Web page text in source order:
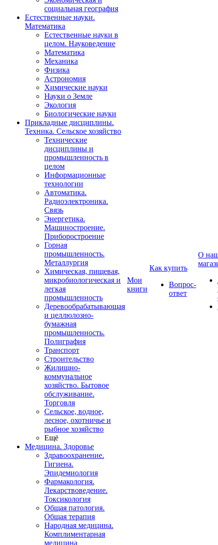
социальная география
Естественные науки.
Математика
Естественные науки в
целом. Науковедение
Математика
Механика
Физика
Астрономия
Химические науки
Науки о Земле
Экология
Биологические науки
Прикладные дисциплины.
Техника. Сельское хозяйство
Технические
дисциплины и
промышленность в
целом
Информационные
технологии
Автоматика.
Радиоэлектроника.
Связь
Энергетика.
Машиностроение.
Приборостроение
Горная
промышленность.
Металлургия
Химическая, пищевая,
микробиологическая и
легкая
промышленность
Деревообрабатывающая
и целлюлозно-
бумажная
промышленность.
Полиграфия
Транспорт
Строительство
Жилищно-
коммунальное
хозяйство. Бытовое
обслуживание.
Торговля
Сельское, водное,
лесное, охотничье и
рыбное хозяйство
Ещё
Медицина. Здоровье
Здравоохранение.
Гигиена.
Эпидемиология
Фармакология.
Лекарствоведение.
Токсикология
Общая патология.
Общая терапия
Народная медицина.
Комплиментарная
медицина
Мои
книги
Как купить
Вопрос-
ответ
О